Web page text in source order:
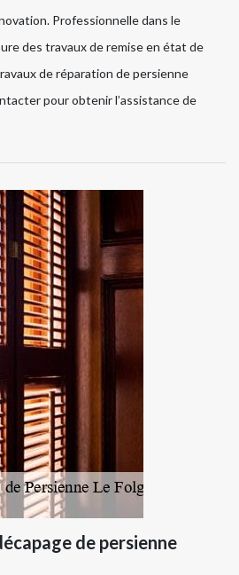
Professionnelle dans le
des travaux de remise en état de
de réparation de persienne
pour obtenir l’assistance de
de persienne